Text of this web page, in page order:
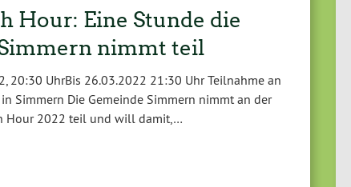
Hour: Eine Stunde die
nimmt teil
20:30 UhrBis 26.03.2022 21:30 Uhr Teilnahme an
Simmern Die Gemeinde Simmern nimmt an der
Hour 2022 teil und will damit,…